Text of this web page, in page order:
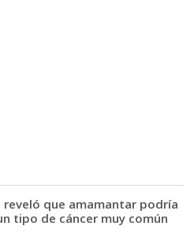
reveló que amamantar podría
tipo de cáncer muy común